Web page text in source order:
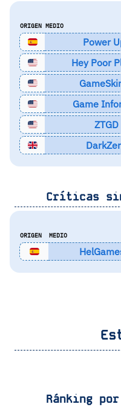
ORIGEN MEDIO
Power
Hey Poor
Game
ZTGD
Críticas
ORIGEN MEDIO
Ránking